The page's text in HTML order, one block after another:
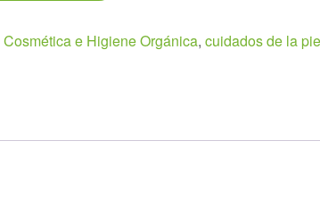
Cosmética e Higiene Orgánica, cuidados de la